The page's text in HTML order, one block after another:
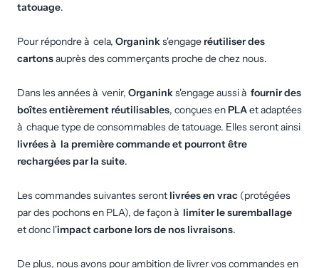
tatouage.
Pour répondre à cela, Organinks'engage réutiliser des
cartonsauprès des commerçants proche de chez nous.
Dans les années à venir, Organinks'engage aussi à fournir des
boîtes entièrement réutilisables, conçues enPLAet adaptées
à chaque type de consommables de tatouage. Elles seront ainsi
livrées à la première commande et pourront être
rechargées par la suite.
Les commandes suivantes seront livrées en vrac (protégées
par des pochons en PLA), de façon à limiter le suremballage
et donc l'impact carbone lors de nos livraisons.
De plus, nous avons pour ambition de livrer vos commandes en